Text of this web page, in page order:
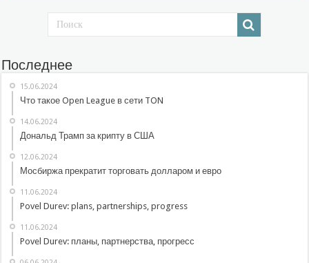
Последнее
15.06.2024
Что такое Open League в сети TON
14.06.2024
Дональд Трамп за крипту в США
12.06.2024
Мосбиржа прекратит торговать долларом и евро
11.06.2024
Povel Durev: plans, partnerships, progress
11.06.2024
Povel Durev: планы, партнерства, прогресс